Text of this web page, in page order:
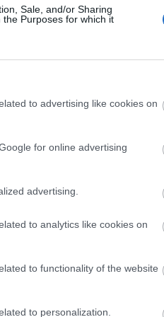
Sale, and/or Sharing
Purposes for which it
to advertising like cookies on
for online advertising
advertising.
to analytics like cookies on
to functionality of the website
to personalization.
Atom
17:11MÉSZY
a szurkolókról készült
BL Háztáji